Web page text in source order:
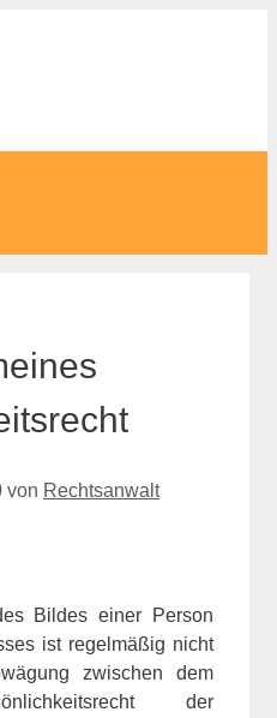
von Rechtsanwalt
Bildes einer Person
ist regelmäßig nicht
zwischen dem
der